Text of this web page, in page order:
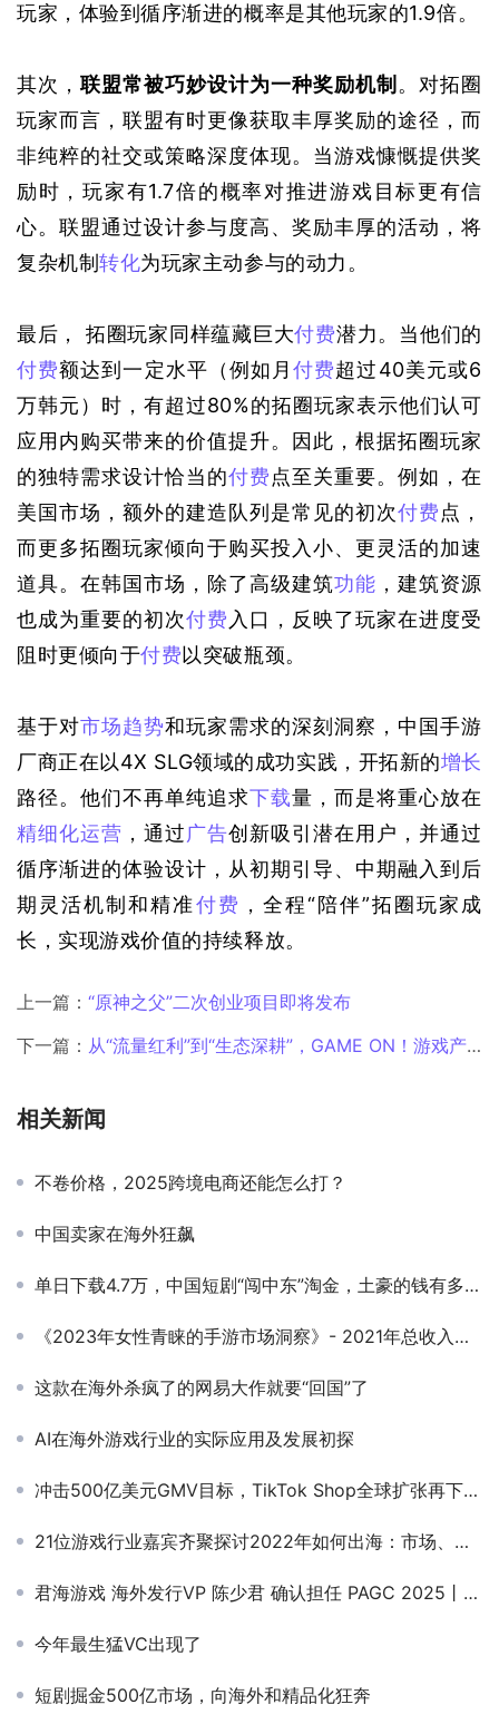
玩家，体验到循序渐进的概率是其他玩家的1.9倍。
其次，联盟常被巧妙设计为一种奖励机制 。对拓圈
玩家而言，联盟有时更像获取丰厚奖励的途径，而
非纯粹的社交或策略深度体现。当游戏慷慨提供奖
励时，玩家有1.7倍的概率对推进游戏目标更有信
心。联盟通过设计参与度高、奖励丰厚的活动，将
复杂机制转化为玩家主动参与的动力。
最后， 拓圈玩家同样蕴藏巨大付费潜力。当他们的
付费额达到一定水平 （例如月付费超过40美元或6
万韩元） 时，有超过80%的拓圈玩家表示他们认可
应用内购买带来的价值提升。因此，根据拓圈玩家
的独特需求设计恰当的付费点至关重要。例如，在
美国市场，额外的建造队列是常见的初次付费点，
而更多拓圈玩家倾向于购买投入小、更灵活的加速
道具。在韩国市场，除了高级建筑功能 ，建筑资源
也成为重要的初次付费入口，反映了玩家在进度受
阻时更倾向于付费以突破瓶颈。
基于对市场趋势和玩家需求的深刻洞察，中国手游
厂商正在以4X SLG领域的成功实践，开拓新的增长
路径。他们不再单纯追求下载量，而是将重心放在
精细化运营 ，通过广告创新吸引潜在用户，并通过
循序渐进的体验设计，从初期引导、中期融入到后
期灵活机制和精准付费 ，全程“陪伴”拓圈玩家成
长，实现游戏价值的持续释放。
上一篇： “原神之父”二次创业项目即将发布
下一篇： 从“流量红利”到“生态深耕”，GAME ON！游戏产业出海峰会揭示游戏出海新范式
相关新闻
不卷价格，2025跨境电商还能怎么打？
中国卖家在海外狂飙
单日下载4.7万，中国短剧“闯中东”淘金，土豪的钱有多好赚？
《2023年女性青睐的手游市场洞察》- 2021年总收入达到176亿美元，创历史新高，预计2023全年收入将突破160亿美元
这款在海外杀疯了的网易大作就要“回国”了
AI在海外游戏行业的实际应用及发展初探
冲击500亿美元GMV目标，TikTok Shop全球扩张再下一城！
21位游戏行业嘉宾齐聚探讨2022年如何出海：市场、产品、增长、流量、运营等多维度剖析
君海游戏 海外发行VP 陈少君 确认担任 PAGC 2025丨第五届全球产品与增长展会 游戏出海增长峰会圆桌嘉宾！
今年最生猛VC出现了
短剧掘金500亿市场，向海外和精品化狂奔